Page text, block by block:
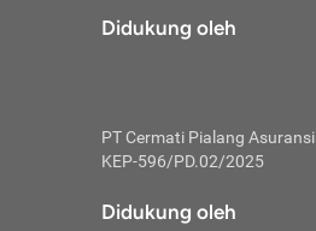
tidak
skor
Didukung oleh
PT Cermati Pialang Asuransi
KEP-596/PD.02/2025
Didukung oleh